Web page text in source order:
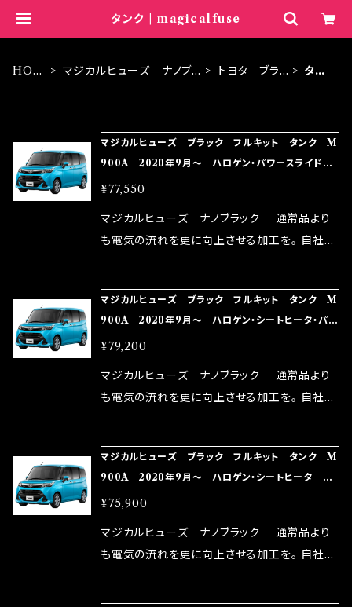
タンク | magicalfuse
HOM
マジカルヒューズ ナノブラ
トヨタ ブラッ
タン
マジカルヒューズ ブラック フルキット タンク M
900A 2020年9月～ ハロゲン・パワースライドド
ア MFTFB590 47個
¥77,550
マジカルヒューズ ナノブラック 通常品より
も電気の流れを更に向上させる加工を。 自社比
メ！ レーシングドライバーMAX織戸選手がテス
ターとなり吟味し時間を掛けて検証し、これは
体感出来て面白く、車には必ずプラスになりデメ
リットが無い。と。 コラボ開発製品です。 購入先
はこちらのマジカルヒューズ直販サイトと横浜に
rz）の2店舗の専売品になりますので宜しくお願
い致します。
マジカルヒューズ ブラック フルキット タンク M
900A 2020年9月～ ハロゲン・シートヒータ・パワ
ースライドドア MFTFB589 48個
¥79,200
マジカルヒューズ ナノブラック 通常品より
も電気の流れを更に向上させる加工を。 自社比
メ！ レーシングドライバーMAX織戸選手がテス
ターとなり吟味し時間を掛けて検証し、これは
体感出来て面白く、車には必ずプラスになりデメ
リットが無い。と。 コラボ開発製品です。 購入先
はこちらのマジカルヒューズ直販サイトと横浜に
マジカルヒューズ ブラック フルキット タンク M
900A 2020年9月～ ハロゲン・シートヒータ M
FTFB588 46個
¥75,900
マジカルヒューズ ナノブラック 通常品より
も電気の流れを更に向上させる加工を。 自社比